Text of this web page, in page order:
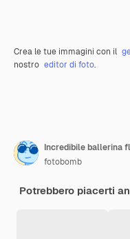
Crea le tue immagini con il
nostro editor di foto.
Incredibile ballerina
fotobomb
Potrebbero piacerti